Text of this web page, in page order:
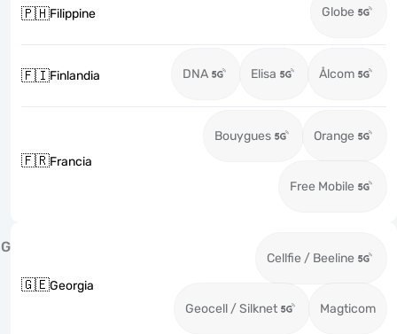
🇵🇭Filippine Globe
🇫🇮Finlandia DNA Elisa Ålcom
🇫🇷Francia
Bouygues Orange
Free Mobile
G
🇬🇪Georgia
Cellfie / Beeline
Geocell / Silknet Magticom